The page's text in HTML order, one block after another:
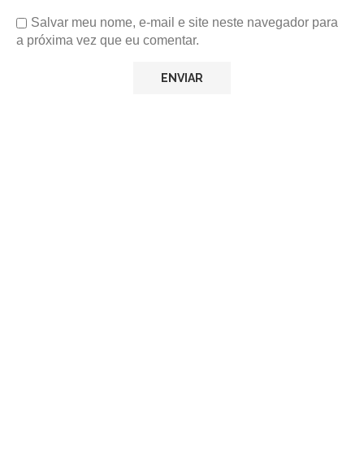
Salvar meu nome, e-mail e site neste navegador para
a próxima vez que eu comentar.